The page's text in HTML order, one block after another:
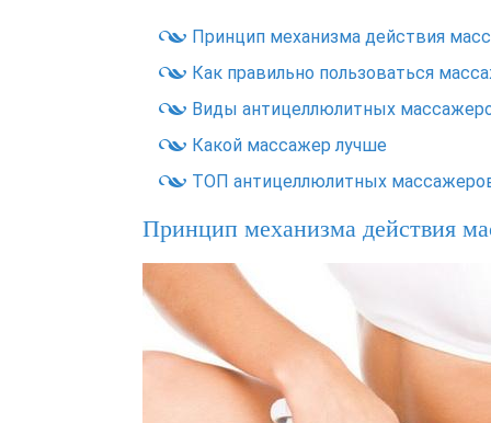
Принцип механизма действия
Как правильно пользоваться
Виды антицеллюлитных
Какой массажер лучше
ТОП антицеллюлитных
Принцип механизма действия